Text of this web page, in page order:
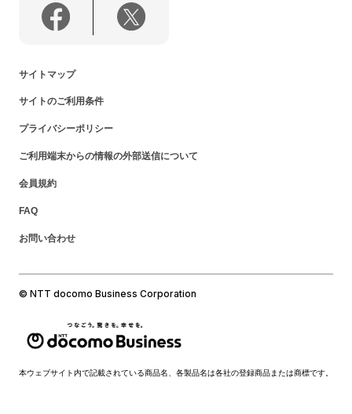
サイトマップ
サイトのご利用条件
プライバシーポリシー
ご利用端末からの情報の外部送信について
会員規約
FAQ
お問い合わせ
© NTT docomo Business Corporation
本ウェブサイト内で記載されている商品名、各製品名は各社の登録商品または商標です。